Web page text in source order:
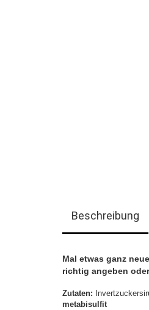
Beschreibung
Mal etwas ganz
richtig angeben
Zutaten:
metabisulfit